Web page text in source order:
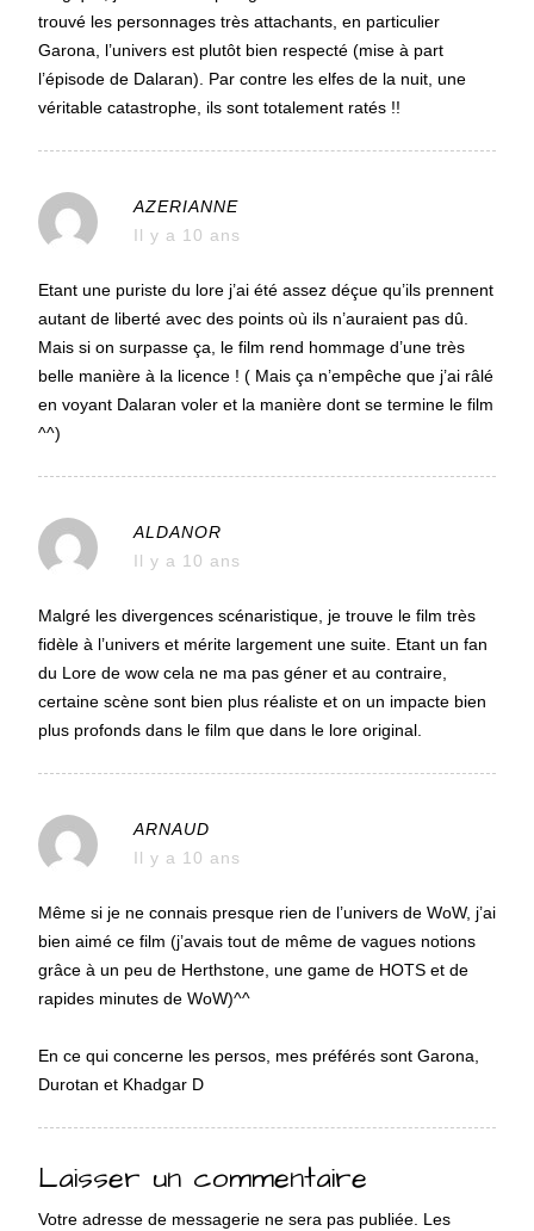
trouvé les personnages très attachants, en particulier
Garona, l’univers est plutôt bien respecté (mise à part
l’épisode de Dalaran). Par contre les elfes de la nuit, une
véritable catastrophe, ils sont totalement ratés !!
AZERIANNE
Il y a 10 ans
Etant une puriste du lore j’ai été assez déçue qu’ils prennent
autant de liberté avec des points où ils n’auraient pas dû.
Mais si on surpasse ça, le film rend hommage d’une très
belle manière à la licence ! ( Mais ça n’empêche que j’ai râlé
en voyant Dalaran voler et la manière dont se termine le film
^^)
ALDANOR
Il y a 10 ans
Malgré les divergences scénaristique, je trouve le film très
fidèle à l’univers et mérite largement une suite. Etant un fan
du Lore de wow cela ne ma pas géner et au contraire,
certaine scène sont bien plus réaliste et on un impacte bien
plus profonds dans le film que dans le lore original.
ARNAUD
Il y a 10 ans
Même si je ne connais presque rien de l’univers de WoW, j’ai
bien aimé ce film (j’avais tout de même de vagues notions
grâce à un peu de Herthstone, une game de HOTS et de
rapides minutes de WoW)^^
En ce qui concerne les persos, mes préférés sont Garona,
Durotan et Khadgar D
Laisser un commentaire
Votre adresse de messagerie ne sera pas publiée. Les